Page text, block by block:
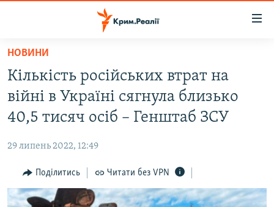
Перейти
основного
матеріалу
Перейти
до
основної
Перейти
до
пошуку
ВІДЕО ТА ФОТО
БЛОГИ
ПОГЛЯД
ІНТЕРВ'Ю
НОВИНИ
Кількість російських втрат на
війні в Україні сягнула близько
40,5 тисяч осіб – Генштаб ЗСУ
29 липень 2022, 12:49
Поділитись Читати без VPN